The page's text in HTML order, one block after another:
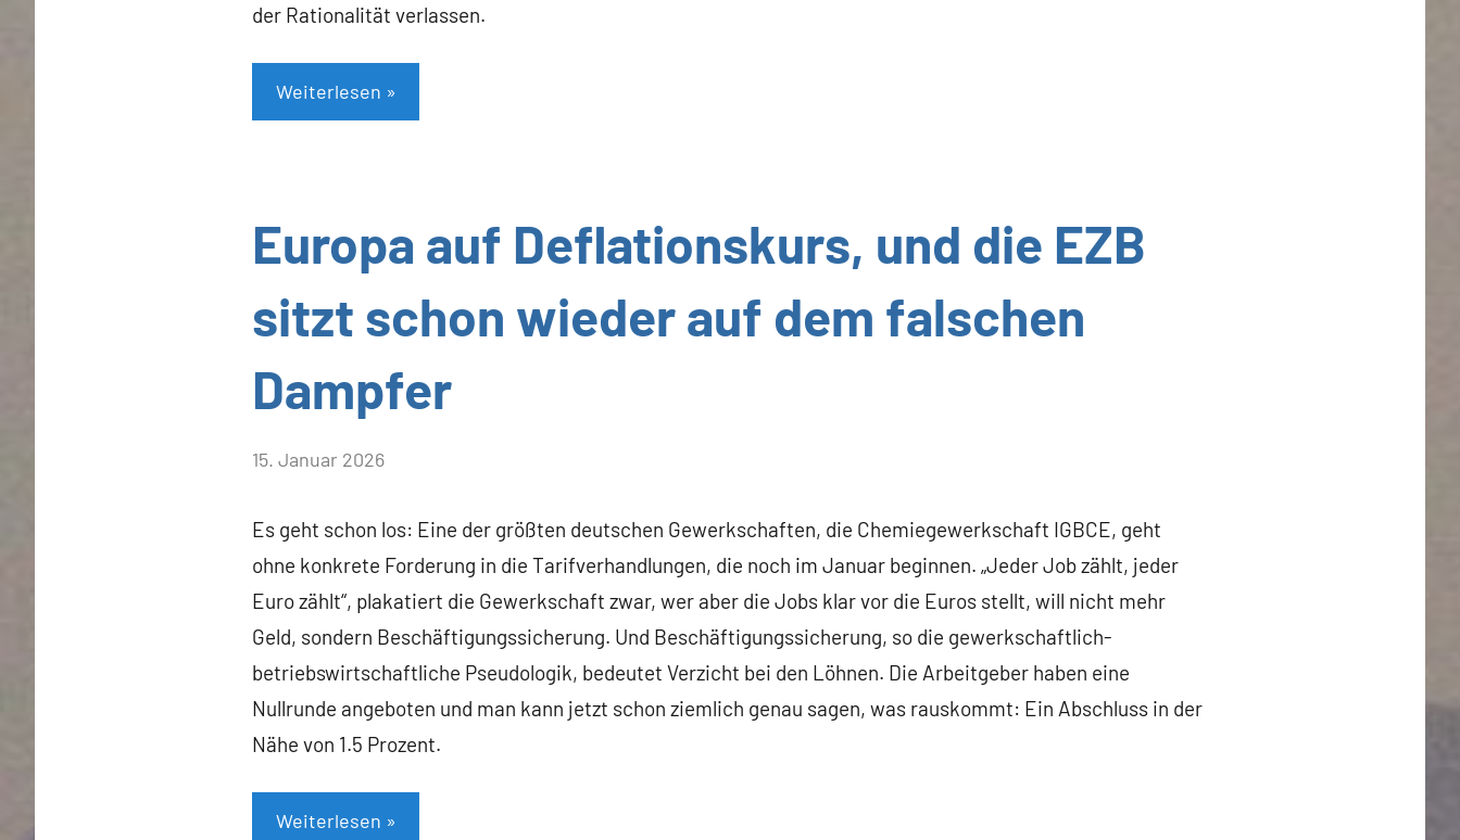
der Rationalität verlassen.
Weiterlesen
Allgemein
Europa auf Deflationskurs, und die EZB
sitzt schon wieder auf dem falschen
Dampfer
von
Flassbeck
15. Januar 2026
Es geht schon los: Eine der größten deutschen Gewerkschaften, die Chemiegewerkschaft IGBCE, geht
ohne konkrete Forderung in die Tarifverhandlungen, die noch im Januar beginnen. „Jeder Job zählt, jeder
Euro zählt“, plakatiert die Gewerkschaft zwar, wer aber die Jobs klar vor die Euros stellt, will nicht mehr
Geld, sondern Beschäftigungssicherung. Und Beschäftigungssicherung, so die gewerkschaftlich-
betriebswirtschaftliche Pseudologik, bedeutet Verzicht bei den Löhnen. Die Arbeitgeber haben eine
Nullrunde angeboten und man kann jetzt schon ziemlich genau sagen, was rauskommt: Ein Abschluss in der
Nähe von 1.5 Prozent.
Weiterlesen